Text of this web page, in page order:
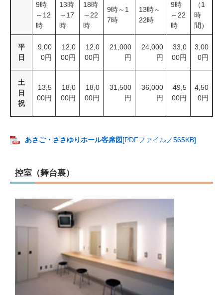
9時
～12
時
13時
～17
時
18時
～22
時
9時～1
7時
13時～
22時
9時
～22
時
（1
時
間）
平
日
9,00
0円
12,0
00円
12,0
00円
21,000
円
24,000
円
33,0
00円
3,00
0円
土
日
祝
13,5
00円
18,0
00円
18,0
00円
31,500
円
36,000
円
49,5
00円
4,50
0円
あさご・ささゆりホール客席図[PDFファイル／565KB]
控室（舞台裏）